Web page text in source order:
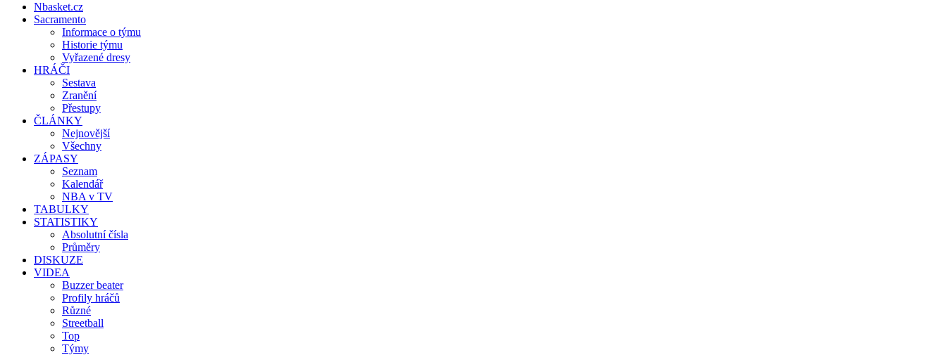
Nbasket.cz
Sacramento
Informace o týmu
Historie týmu
Vyřazené dresy
HRÁČI
Sestava
Zranění
Přestupy
ČLÁNKY
Nejnovější
Všechny
ZÁPASY
Seznam
Kalendář
NBA v TV
TABULKY
STATISTIKY
Absolutní čísla
Průměry
DISKUZE
VIDEA
Buzzer beater
Profily hráčů
Různé
Streetball
Top
Týmy